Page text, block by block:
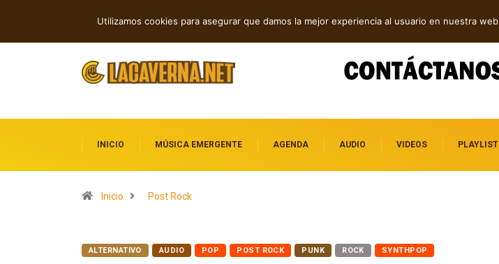
INICIO MÚSICA EMERGENTE AGENDA AUDIO VIDEOS
Inicio Post Rock
ALTERNATIVO AUDIO POP POST ROCK PUNK ROCK SYNTHPOP
Utilizamos cookies para asegurar que damos la mejor experiencia al usuario en nuestra